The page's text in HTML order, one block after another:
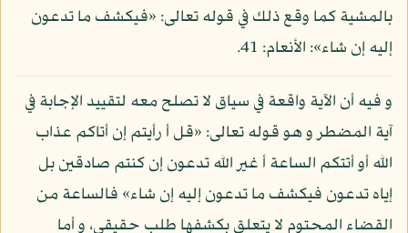
بالمشية كما وقع ذلك في قوله تعالى: «فيكشف ما تدعون
إليه إن شاء»: الأنعام: 41.
و فيه أن الآية واقعة في سياق لا تصلح معه لتقييد الإجابة في
آية المضطر و هو قوله تعالى: «قل أ رأيتم إن أتاكم عذاب
الله أو أتتكم الساعة أ غير الله تدعون إن كنتم صادقين بل
إياه تدعون فيكشف ما تدعون إليه إن شاء» فالساعة من
القضاء المحتوم لا يتعلق بكشفها طلب حقيقي، و أما